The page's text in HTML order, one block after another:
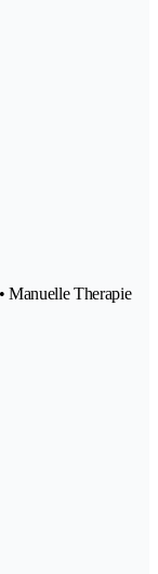
Manuelle Therapie